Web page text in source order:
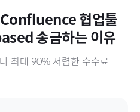
Confluence 협업툴
송금하는 이유
최대 90% 저렴한 수수료